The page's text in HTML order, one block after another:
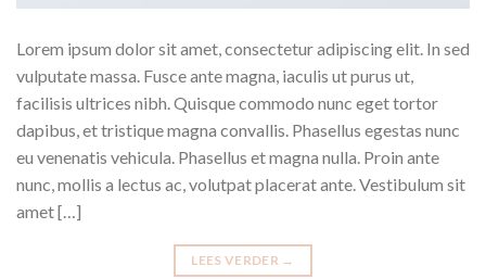
Lorem ipsum dolor sit amet, consectetur adipiscing elit. In sed
vulputate massa. Fusce ante magna, iaculis ut purus ut,
facilisis ultrices nibh. Quisque commodo nunc eget tortor
dapibus, et tristique magna convallis. Phasellus egestas nunc
eu venenatis vehicula. Phasellus et magna nulla. Proin ante
nunc, mollis a lectus ac, volutpat placerat ante. Vestibulum sit
amet […]
LEES VERDER →